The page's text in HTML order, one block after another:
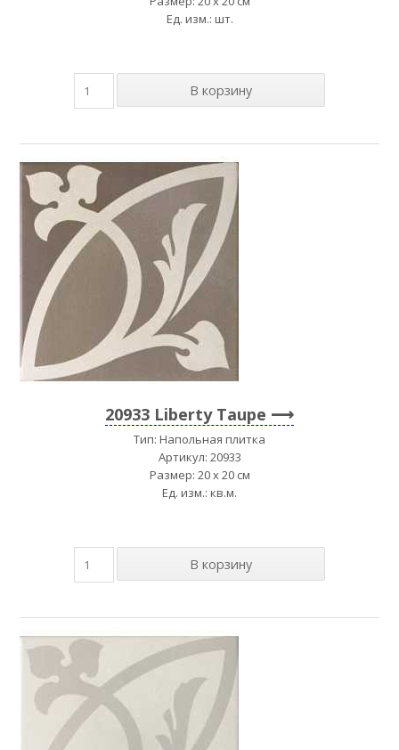
Ед. изм.: шт.
20933 Liberty Taupe
Тип: Напольная плитка
Артикул: 20933
Размер: 20 x 20 см
Ед. изм.: кв.м.